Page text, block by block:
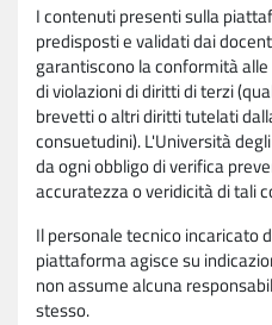
I contenuti presenti sulla
predisposti e validati dai
garantiscono la conformità
di violazioni di diritti di terzi
brevetti o altri diritti tutelati
consuetudini). L'Università
da ogni obbligo di verifica
accuratezza o veridicità di tali
Il personale tecnico incaricato
piattaforma agisce su
non assume alcuna
stesso.